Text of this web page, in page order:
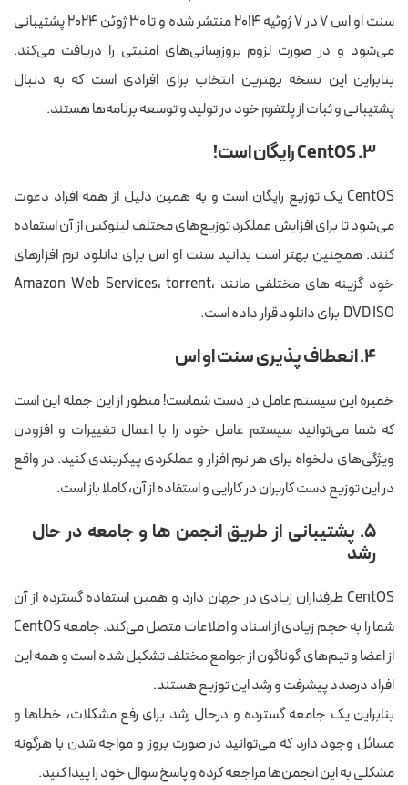
سنت او اس ۷ در ۷ ژوئیه ۲۰۱۴ منتشر شده و تا ۳۰ ژوئن ۲۰۲۴ پشتیبانی
می‌شود و در صورت لزوم بروزرسانی‌های امنیتی را دریافت می‌کند.
بنابراین این نسخه بهترین انتخاب برای افرادی است که به دنبال
پشتیبانی و ثبات از پلتفرم خود در تولید و توسعه برنامه‌ها هستند.
۳. CentOS رایگان است!
CentOS یک توزیع رایگان است و به همین دلیل از همه افراد دعوت
می‌شود تا برای افزایش عملکرد توزیع‌های مختلف لینوکس از آن استفاده
کنند. همچنین بهتر است بدانید سنت او اس برای دانلود نرم افزارهای
خود گزینه های مختلفی مانند Amazon Web Services، torrent،
DVD ISO برای دانلود قرار داده است.
۴. انعطاف پذیری سنت او اس
خمیره این سیستم عامل در دست شماست! منظور از این جمله این است
که شما می‌توانید سیستم عامل خود را با اعمال تغییرات و افزودن
ویژگی‌های دلخواه برای هر نرم افزار و عملکردی پیکربندی کنید. در واقع
در این توزیع دست کاربران در کارایی و استفاده از آن، کاملا باز است.
۵. پشتیبانی از طریق انجمن ها و جامعه در حال
رشد
CentOS طرفداران زیادی در جهان دارد و همین استفاده گسترده از آن
شما را به حجم زیادی از اسناد و اطلاعات متصل می‌کند. جامعه CentOS
از اعضا و تیم‌های گوناگون از جوامع مختلف تشکیل شده است و همه این
افراد درصدد پیشرفت و رشد این توزیع هستند.
بنابراین یک جامعه گسترده و درحال رشد برای رفع مشکلات، خطاها و
مسائل وجود دارد که می‌توانید در صورت بروز و مواجه شدن با هرگونه
مشکلی به این انجمن‌ها مراجعه کرده و پاسخ سوال خود را پیدا کنید.